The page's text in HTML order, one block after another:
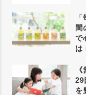
間
で
は
29
を